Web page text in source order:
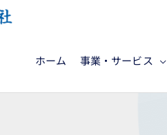
ホーム 事業・サービス